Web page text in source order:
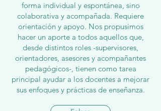
forma individual y espontánea, sino
colaborativa y acompañada. Requiere
orientación y apoyo. Nos propusimos
hacer un aporte a todos aquellos que,
desde distintos roles -supervisores,
orientadores, asesores y acompañantes
pedagógicos-, tienen como tarea
principal ayudar a los docentes a mejorar
sus enfoques y prácticas de enseñanza.